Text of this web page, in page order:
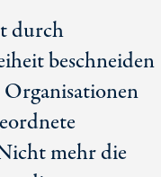
durch
beschneiden
mehr die